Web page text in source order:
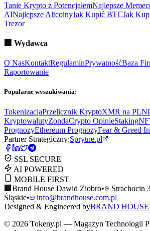
Tanie Krypto z PotencjałemNajlepsze
AINajlepsze AltcoinyJak Kupić BTCJak
Trezor
🏢 Wydawca
O NasKontaktRegulaminPrywatnośćBaza
Raportowanie
Popularne wyszukiwania:
TokenizacjaPrzelicznik KryptoXMR na PLN
KryptowalutyZondaCrypto OpinieStaking
PrognozyEthereum PrognozyFear & Greed
Partner Strategiczny:Sprytne.pl
SSL SECURE
AI POWERED
MOBILE FIRST
🏢 Brand House Dawid Ziobro•
Strachocin
Śląskie•
info@brandhouse.com.pl
Designed & Engineered byBRAND HOUSE
© 2026 Tokeny.pl — Magazyn Technologii